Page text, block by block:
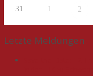
31 1 2
Letzte Meldungen